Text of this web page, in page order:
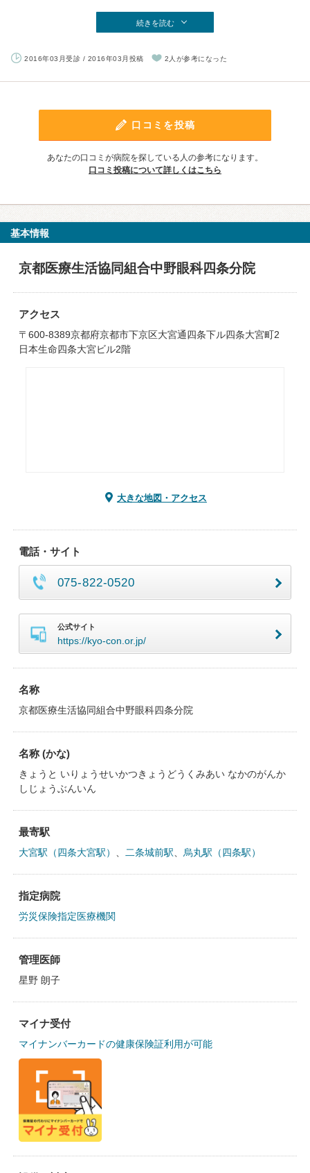
続きを読む
2016年03月受診 / 2016年03月投稿 2人が参考になった
口コミを投稿
あなたの口コミが病院を探している人の参考になります。
口コミ投稿について詳しくはこちら
基本情報
京都医療生活協同組合中野眼科四条分院
アクセス
〒600-8389京都府京都市下京区大宮通四条下ル四条大宮町2
日本生命四条大宮ビル2階
大きな地図・アクセス
電話・サイト
075-822-0520
公式サイト
https://kyo-con.or.jp/
名称
京都医療生活協同組合中野眼科四条分院
名称 (かな)
きょうと いりょうせいかつきょうどうくみあい なかのがんか
しじょうぶんいん
最寄駅
大宮駅（四条大宮駅） 二条城前駅 烏丸駅（四条駅）
指定病院
労災保険指定医療機関
管理医師
星野 朗子
マイナ受付
マイナンバーカードの健康保険証利用が可能